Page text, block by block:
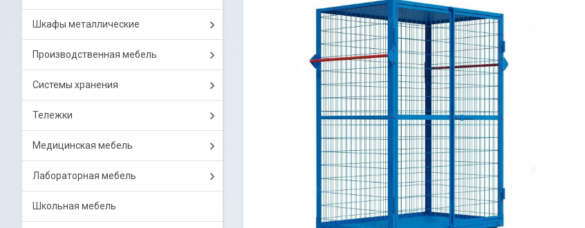
Шкафы металлические
Производственная мебель
Системы хранения
Тележки
Медицинская мебель
Лабораторная мебель
Школьная мебель